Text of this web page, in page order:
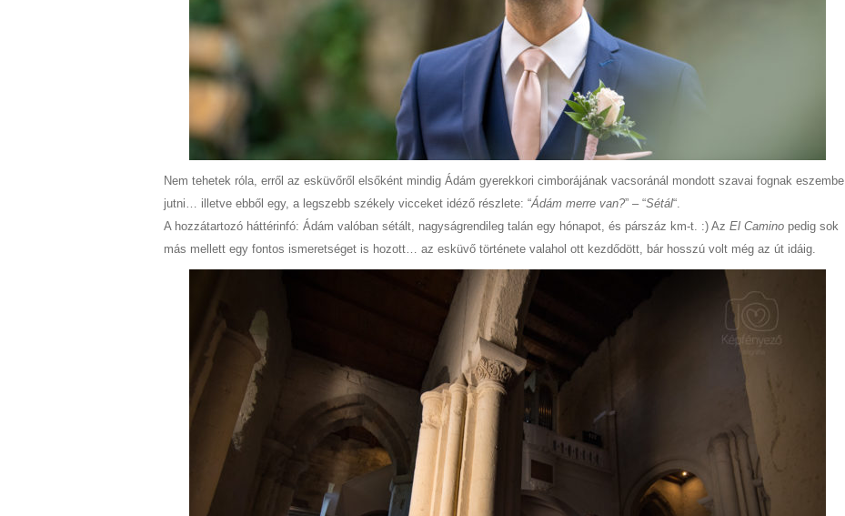
Nem tehetek róla, erről az esküvőről elsőként mindig Ádám gyerekkori cimborájának vacsoránál mondott szavai fognak eszembe
jutni… illetve ebből egy, a legszebb székely vicceket idéző részlete: “Ádám merre van?” – “Sétál“.
A hozzátartozó háttérinfó: Ádám valóban sétált, nagyságrendileg talán egy hónapot, és párszáz km-t. :) Az El Camino pedig sok
más mellett egy fontos ismeretséget is hozott… az esküvő története valahol ott kezdődött, bár hosszú volt még az út idáig.